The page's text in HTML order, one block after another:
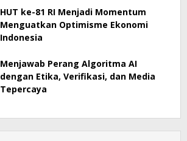
HUT ke-81 RI Menjadi Momentum
Menguatkan Optimisme Ekonomi
Indonesia
Menjawab Perang Algoritma AI
dengan Etika, Verifikasi, dan Media
Tepercaya